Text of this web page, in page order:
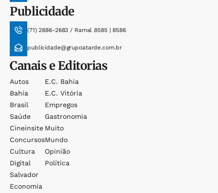
Publicidade
(71) 2886-2683 / Ramal 8585 | 8586
publicidade@grupoatarde.com.br
Canais e Editorias
Autos
Bahia
Brasil
Saúde
Cineinsite
Concursos
Cultura
Digital
Salvador
Economia
E.c. Bahia
E.c. Vitória
Empregos
Gastronomia
Muito
Mundo
Opinião
Política